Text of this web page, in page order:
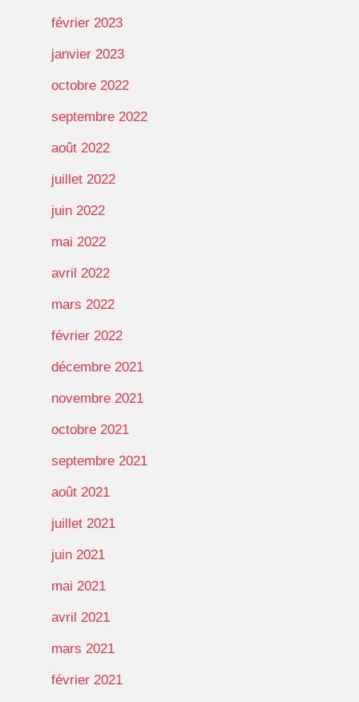
février 2023
janvier 2023
octobre 2022
septembre 2022
août 2022
juillet 2022
juin 2022
mai 2022
avril 2022
mars 2022
février 2022
décembre 2021
novembre 2021
octobre 2021
septembre 2021
août 2021
juillet 2021
juin 2021
mai 2021
avril 2021
mars 2021
février 2021